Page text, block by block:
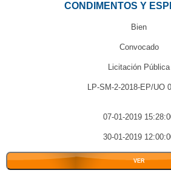
CONDIMENTOS Y
Bien
Convocado
Licitación Pública
LP-SM-2-2018-EP/UO
07-01-2019
30-01-2019
VER